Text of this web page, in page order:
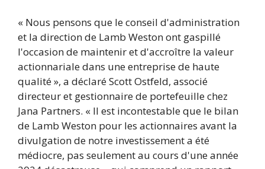
« Nous pensons que le conseil d'administration
et la direction de Lamb Weston ont gaspillé
l'occasion de maintenir et d'accroître la valeur
actionnariale dans une entreprise de haute
qualité », a déclaré Scott Ostfeld, associé
directeur et gestionnaire de portefeuille chez
Jana Partners. « Il est incontestable que le bilan
de Lamb Weston pour les actionnaires avant la
divulgation de notre investissement a été
médiocre, pas seulement au cours d'une année